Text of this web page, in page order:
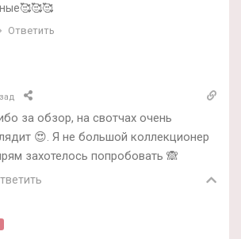
Ответить
за обзор, на свотчах очень
😍. Я не большой коллекционер
захотелось попробовать 🙈